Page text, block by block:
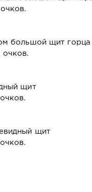
большой щит горца
очков.
щит
щит